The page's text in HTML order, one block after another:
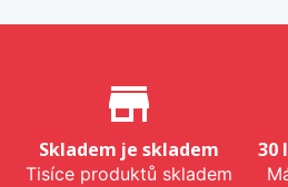
Proč nakupovat u nás?
store_mall_directory
Skladem je skladem
Tisíce produktů skladem
30